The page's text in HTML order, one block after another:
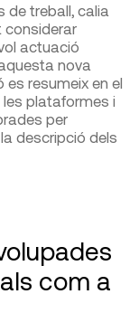
de treball, calia
considerar
actuació
nova
resumeix en el
plataformes i
per
descripció dels
com a